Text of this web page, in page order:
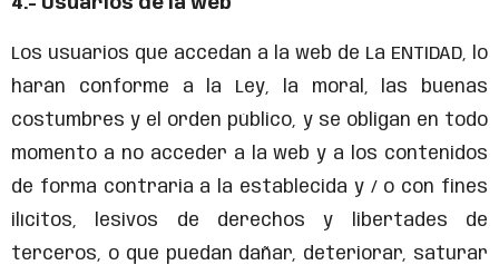
4.- Usuarios de la web
Los usuarios que accedan a la web de La ENTIDAD, lo
harán conforme a la Ley, la moral, las buenas
costumbres y el orden público, y se obligan en todo
momento a no acceder a la web y a los contenidos
de forma contraria a la establecida y / o con fines
ilícitos, lesivos de derechos y libertades de
terceros, o que puedan dañar, deteriorar, saturar